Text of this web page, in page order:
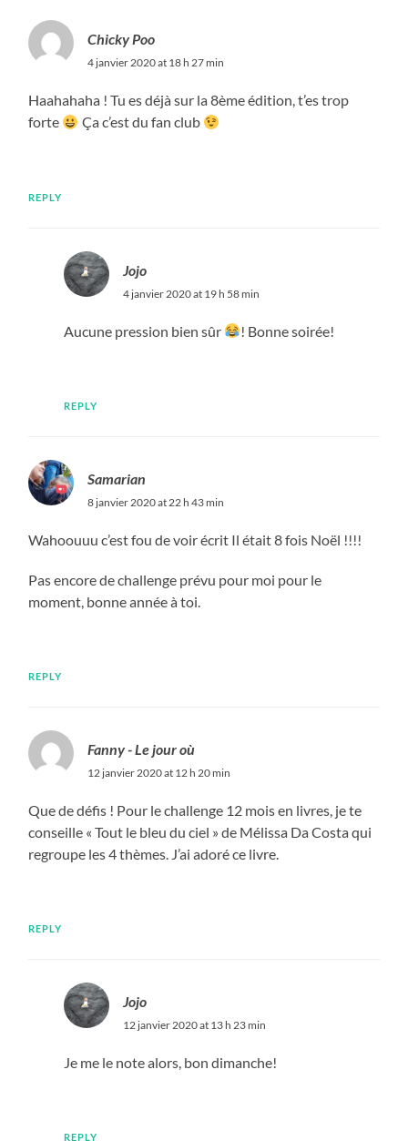
Chicky Poo
4 janvier 2020 at 18 h 27 min
Haahahaha ! Tu es déjà sur la 8ème édition, t’es trop
forte
Ça c’est du fan club
REPLY
Jojo
4 janvier 2020 at 19 h 58 min
Aucune pression bien sûr ! Bonne soirée!
REPLY
Samarian
8 janvier 2020 at 22 h 43 min
Wahoouuu c’est fou de voir écrit Il était 8 fois Noël !!!!
Pas encore de challenge prévu pour moi pour le
moment, bonne année à toi.
REPLY
Fanny - Le jour où
12 janvier 2020 at 12 h 20 min
Que de défis ! Pour le challenge 12 mois en livres, je te
conseille « Tout le bleu du ciel » de Mélissa Da Costa qui
regroupe les 4 thèmes. J’ai adoré ce livre.
REPLY
Jojo
12 janvier 2020 at 13 h 23 min
Je me le note alors, bon dimanche!
REPLY